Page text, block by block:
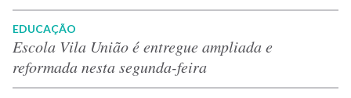
EDUCAÇÃO
Escola Vila União é entregue ampliada e
reformada nesta segunda-feira